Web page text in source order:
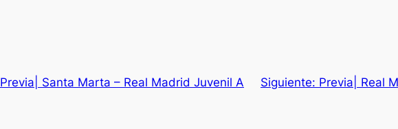
Previa| Santa Marta – Real Madrid Juvenil A Siguiente: Previa| Real